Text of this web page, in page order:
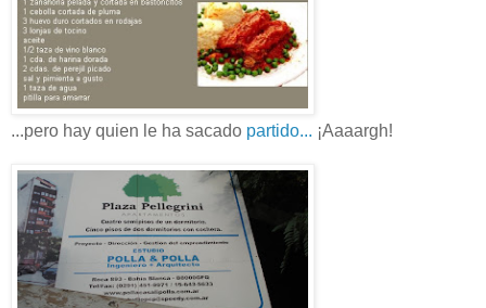
...pero hay quien le ha sacado partido... ¡Aaaargh!